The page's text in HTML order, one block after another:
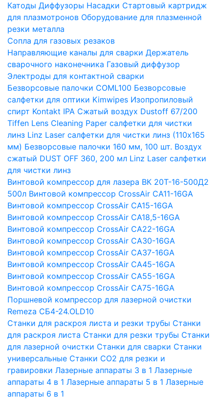
Катоды Диффузоры Насадки Стартовый картридж
для плазмотронов Оборудование для плазменной
резки металла
Сопла для газовых резаков
Направляющие каналы для сварки Держатель
сварочного наконечника Газовый диффузор
Электроды для контактной сварки
Безворсовые палочки COML100 Безворсовые
салфетки для оптики Kimwipes Изопропиловый
спирт Kontakt IPA Сжатый воздух Dustoff 67/200
Tiffen Lens Cleaning Paper салфетки для чистки
линз Linz Laser салфетки для чистки линз (110х165
мм) Безворсовые палочки 160 мм, 100 шт. Воздух
сжатый DUST OFF 360, 200 мл Linz Laser салфетки
для чистки линз
Винтовой компрессор для лазера ВК 20Т-16-500Д2
500л Винтовой компрессор CrossAir CA11-16GA
Винтовой компрессор CrossAir CA15-16GA
Винтовой компрессор CrossAir CA18,5-16GA
Винтовой компрессор CrossAir CA22-16GA
Винтовой компрессор CrossAir CA30-16GA
Винтовой компрессор CrossAir CA37-16GA
Винтовой компрессор CrossAir CA45-16GA
Винтовой компрессор CrossAir CA55-16GA
Винтовой компрессор CrossAir CA75-16GA
Поршневой компрессор для лазерной очистки
Remeza СБ4-24.OLD10
Станки для раскроя листа и резки трубы Станки
для раскроя листа Станки для резки трубы Станки
для лазерной очистки Станки для сварки Станки
универсальные Станки СО2 для резки и
гравировки Лазерные аппараты 3 в 1 Лазерные
аппараты 4 в 1 Лазерные аппараты 5 в 1 Лазерные
аппараты 6 в 1